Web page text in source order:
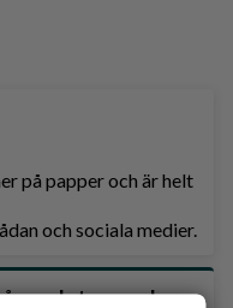
på papper och är helt
och sociala medier.
om det var val